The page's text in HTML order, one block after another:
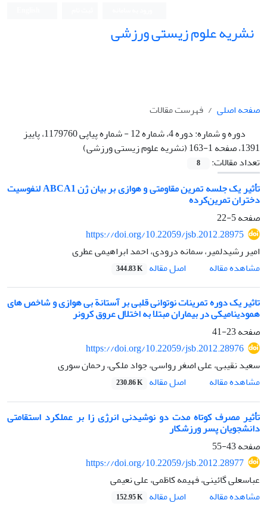
نشریه علوم زیستی ورزشی
صفحه اصلی
فهرست مقالات
دوره و شماره:
دوره 4، شماره 12 - شماره پیاپی 1179760، پاییز
1391، صفحه 1-163 (نشریه علوم زیستی ورزشی)
تعداد مقالات:
8
تأثیر یک جلسه تمرین مقاومتی و هوازی بر بیان ژن ABCA1 لنفوسیت
دختران تمرین‌کرده
صفحه5-22
https://doi.org/10.22059/jsb.2012.28975
امیر رشیدلمیر، سمانه درودی، احمد ابراهیمی عطری
مشاهده مقاله
اصل مقاله 344.83 K
تاثیر یک دوره تمرینات نوتوانی قلبی بر آستانة بی هوازی و شاخص های
همودینامیکی در بیماران مبتلا به اختلال عروق کرونر
صفحه23-41
https://doi.org/10.22059/jsb.2012.28976
سعید نقیبی، علی اصغر رواسی، جواد ملکی، رحمان سوری
مشاهده مقاله
اصل مقاله 230.86 K
تأثیر مصرف کوتاه مدت دو نوشیدنی انرژی زا بر عملکرد استقامتی
دانشجویان پسر ورزشکار
صفحه43-55
https://doi.org/10.22059/jsb.2012.28977
عباسعلی گائینی، فهیمه کاظمی، علی نعیمی
مشاهده مقاله
اصل مقاله 152.95 K